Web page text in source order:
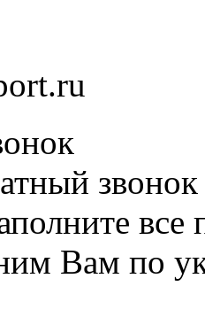
все
Вам по